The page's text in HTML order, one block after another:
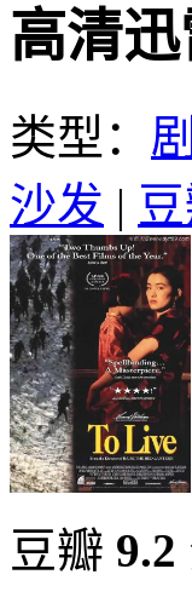
高清
类型：
沙发 |
豆瓣 9.2